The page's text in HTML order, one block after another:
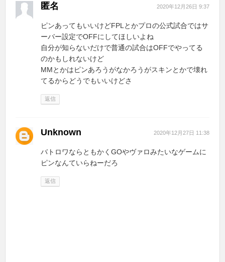
匿名 2020年12月26日 9:37
ピンあってもいいけどFPLとかプロの公式試合ではサ
ーバー設定でOFFにしてほしいよね
自分が知らないだけで普通の試合はOFFでやってる
のかもしれないけど
MMとかはピンあろうがなかろうがスキンとかで壊れ
てるからどうでもいいけどさ
返信
Unknown 2020年12月27日 11:38
バトロワならともかくGOやヴァロみたいなゲームに
ピンなんていらねーだろ
返信